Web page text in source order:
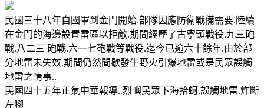
民國三十八年自國軍到金門開始.部隊因應防衛戰備需要.陸續
在金門的海邊設置雷區以拒敵.期間經歷了古寧頭戰役.九三砲
戰.八二三 砲戰.六一七砲戰等戰役.迄今已逾六十餘年.由於部
分地雷未失效.期間仍然間歇發生野火引爆地雷或是民眾誤觸
地雷之情事..
民國四十五年正氣中華報導..烈嶼民眾下海拾蚵.誤觸地雷.炸斷
左腳